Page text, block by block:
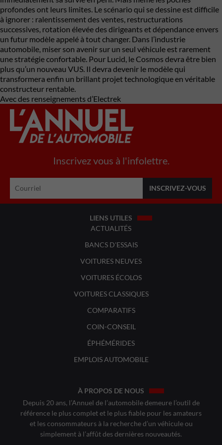
profondes ont leurs limites. Le scénario qui se dessine est difficile
à ignorer : ralentissement des ventes, restructurations
successives, rotation élevée des dirigeants et dépendance envers
un futur modèle appelé à tout changer. Dans l’industrie
automobile, miser son avenir sur un seul véhicule est rarement
une stratégie confortable. Pour Lucid, le Cosmos devra être bien
plus qu’un nouveau VUS. Il devra devenir le modèle qui
transformera enfin un brillant projet technologique en véritable
constructeur rentable.
Avec des renseignements d’Electrek
Inscrivez vous à l'infolettre.
LIENS UTILES
ACTUALITÉS
BANCS D'ESSAIS
VOITURES NEUVES
VOITURES ÉCOLOS
VOITURES CLASSIQUES
COMPARATIFS
COIN-CONSEIL
ÉPHÉMÉRIDES
EMPLOIS AUTOMOBILE
À PROPOS DE NOUS
Depuis 20 ans, l’Annuel de l’automobile demeure l’outil de
référence le plus complet et le plus fiable pour les amateurs
et les consommateurs à la recherche d’un véhicule ou
simplement à l’affût des dernières nouveautés.